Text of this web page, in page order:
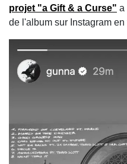
projet "a Gift & a Curse" a
de l'album sur Instagram